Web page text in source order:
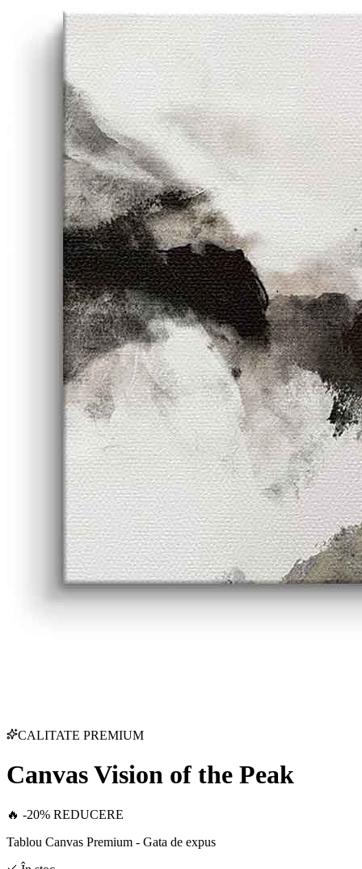
CALITATE PREMIUM
Canvas Vision of the Peak
🔥 -20% REDUCERE
Tablou Canvas Premium - Gata de expus